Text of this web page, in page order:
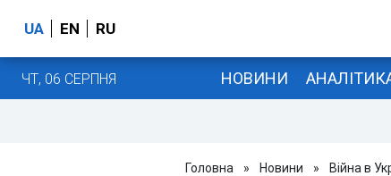
UA EN RU
ЧТ, 06 СЕРПНЯ НОВИНИ
Головна » Новини » Війна в